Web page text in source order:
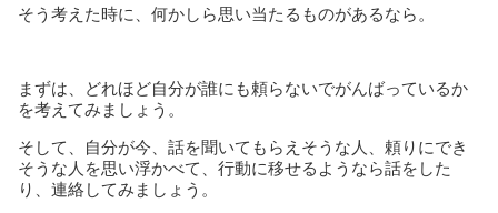
そう考えた時に、何かしら思い当たるものがあるなら。
まずは、どれほど自分が誰にも頼らないでがんばっているか
を考えてみましょう。
そして、自分が今、話を聞いてもらえそうな人、頼りにでき
そうな人を思い浮かべて、行動に移せるようなら話をした
り、連絡してみましょう。